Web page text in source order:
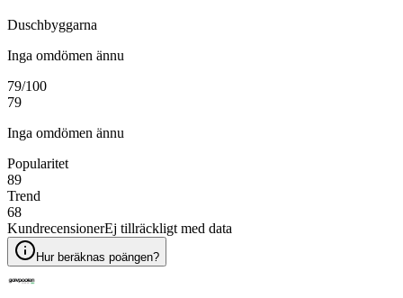
Duschbyggarna
Inga omdömen ännu
79/100
79
Inga omdömen ännu
Popularitet
89
Trend
68
KundrecensionerEj tillräckligt med data
Hur beräknas poängen?